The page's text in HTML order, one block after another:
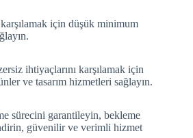
için düşük minimum
ihtiyaçlarını karşılamak için
ve tasarım hizmetleri sağlayın.
sürecini garantileyin, bekleme
güvenilir ve verimli hizmet